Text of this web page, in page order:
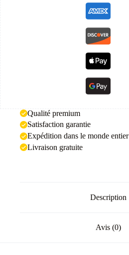
Qualité premium
Satisfaction garantie
Expédition dans le monde entier
Livraison gratuite
Description
Avis (0)